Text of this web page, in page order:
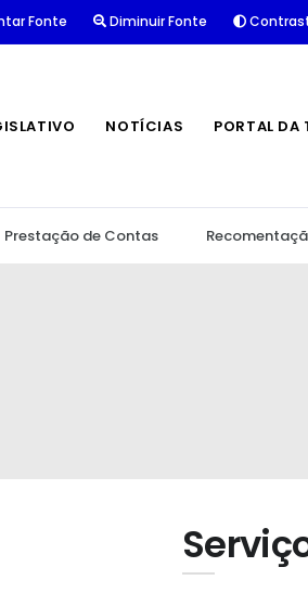
Fonte Diminuir Fonte
NOTÍCIAS PORTAL DA
Prestação de Contas